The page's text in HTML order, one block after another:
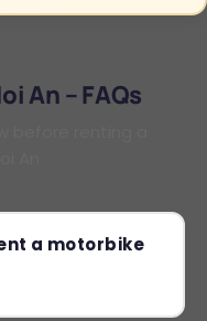
An – FAQs
a motorbike